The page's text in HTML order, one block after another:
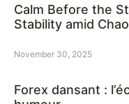
Calm Before the
Stability amid
November 30, 2025
Forex dansant :